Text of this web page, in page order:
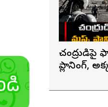
చంద్రుడిపై
ప్లానింగ్,